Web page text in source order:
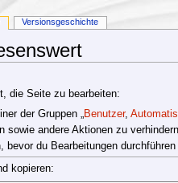
die Seite zu bearbeiten:
der Gruppen „Benutzer,
sowie andere Aktionen zu
du Bearbeitungen
kopieren:
Versionsgeschichte